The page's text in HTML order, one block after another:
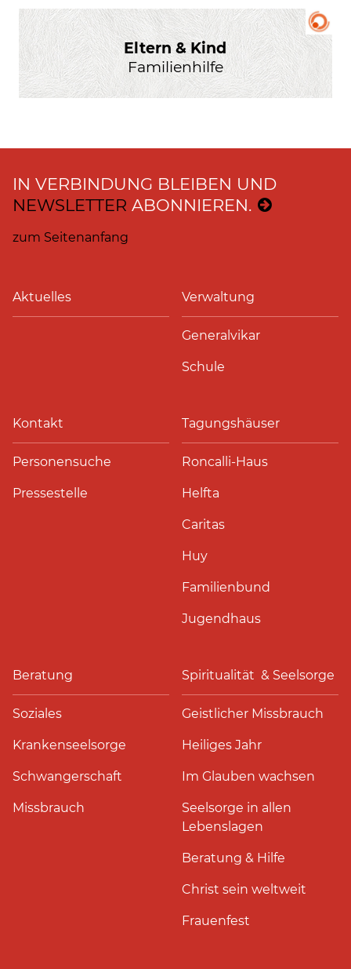
Eltern & Kind
Familienhilfe
IN VERBINDUNG BLEIBEN UND
NEWSLETTER ABONNIEREN.
zum Seitenanfang
Aktuelles Verwaltung
Generalvikar
Schule
Kontakt
Personensuche
Pressestelle
Tagungshäuser
Roncalli-Haus
Helfta
Caritas
Huy
Familienbund
Jugendhaus
Beratung
Soziales
Krankenseelsorge
Schwangerschaft
Missbrauch
Spiritualität & Seelsorge
Geistlicher Missbrauch
Heiliges Jahr
Im Glauben wachsen
Seelsorge in allen
Lebenslagen
Beratung & Hilfe
Christ sein weltweit
Frauenfest